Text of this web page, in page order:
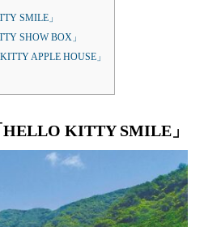
SMILE」
SHOW BOX」
APPLE HOUSE」
KITTY SMILE」